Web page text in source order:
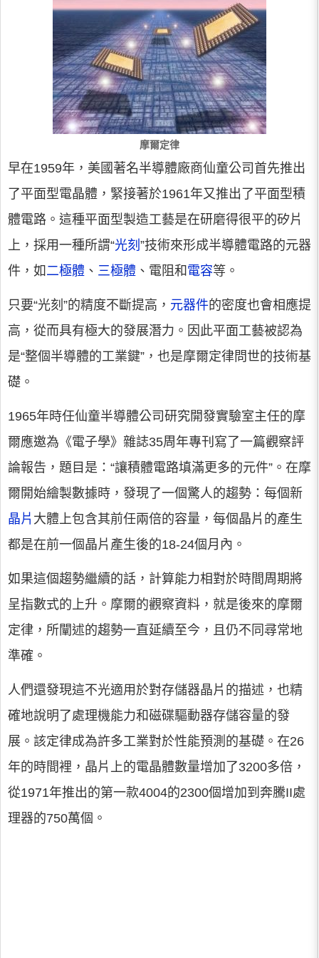
摩爾定律
早在1959年，美國著名半導體廠商仙童公司首先推出
了平面型電晶體，緊接著於1961年又推出了平面型積
體電路。這種平面型製造工藝是在研磨得很平的矽片
上，採用一種所謂“光刻 ”技術來形成半導體電路的元器
件，如 二極體 、 三極體 、電阻和 電容等。
只要“光刻”的精度不斷提高， 元器件的密度也會相應提
高，從而具有極大的發展潛力。因此平面工藝被認為
是“整個半導體的工業鍵”，也是摩爾定律問世的技術基
礎。
1965年時任仙童半導體公司研究開發實驗室主任的摩
爾應邀為《電子學》雜誌35周年專刊寫了一篇觀察評
論報告，題目是：“讓積體電路填滿更多的元件”。在摩
爾開始繪製數據時，發現了一個驚人的趨勢：每個新
晶片 大體上包含其前任兩倍的容量，每個晶片的產生
都是在前一個晶片產生後的18-24個月內。
如果這個趨勢繼續的話，計算能力相對於時間周期將
呈指數式的上升。摩爾的觀察資料，就是後來的摩爾
定律，所闡述的趨勢一直延續至今，且仍不同尋常地
準確。
人們還發現這不光適用於對存儲器晶片的描述，也精
確地說明了處理機能力和磁碟驅動器存儲容量的發
展。該定律成為許多工業對於性能預測的基礎。在26
年的時間裡，晶片上的電晶體數量增加了3200多倍，
從1971年推出的第一款4004的2300個增加到奔騰II處
理器的750萬個。